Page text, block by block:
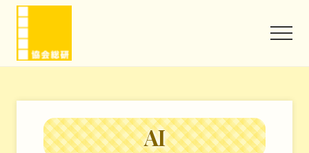
Menu
Skip
main
content
Skip
footer
協
と
AI